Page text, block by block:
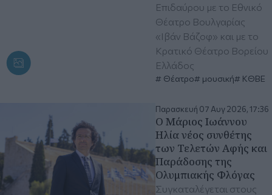
Επιδαύρου με το Εθνικό
Θέατρο Βουλγαρίας
«Ιβάν Βάζοφ» και με το
Κρατικό Θέατρο Βορείου
Ελλάδος
Θέατρο μουσική ΚΘΒΕ
Παρασκευή 07 Αυγ 2026, 17:36
Ο Μάριος Ιωάννου
Ηλία νέος συνθέτης
των Τελετών Αφής και
Παράδοσης της
Ολυμπιακής Φλόγας
Συγκαταλέγεται στους